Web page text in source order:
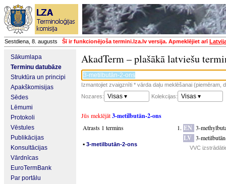
Sestdiena, 8. augusts Šī ir funkcionējoša termini.lza.lv versija. Apmeklējiet arī
Sākumlapa
Terminu datubāze
Struktūra un principi
Apakškomisijas
Sēdes
Lēmumi
Protokoli
Vēstules
Publikācijas
Konsultācijas
Vārdnīcas
EuroTermBank
Par portālu
AkadTerm – plašākā latviešu
Izmantojiet zvaigznīti * vārda daļu meklēšanai (piemēram,
Nozares:
Visas ▾ Kolekcijas: Visas ▾
Jūs meklējāt3-metilbutān-2-ons
Atrasts 1 termins
▪ 3-metilbutān-2-ons
EN 3-
LV 3-
VVC